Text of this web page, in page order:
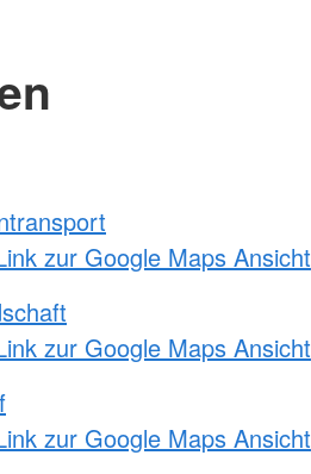
zur Google Maps Ansicht
zur Google Maps Ansicht
zur Google Maps Ansicht